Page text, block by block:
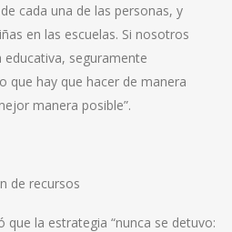
cada una de las personas, y
en las escuelas. Si nosotros
seguramente
que hay que hacer de manera
manera posible”.
de recursos
que la estrategia “nunca se detuvo: